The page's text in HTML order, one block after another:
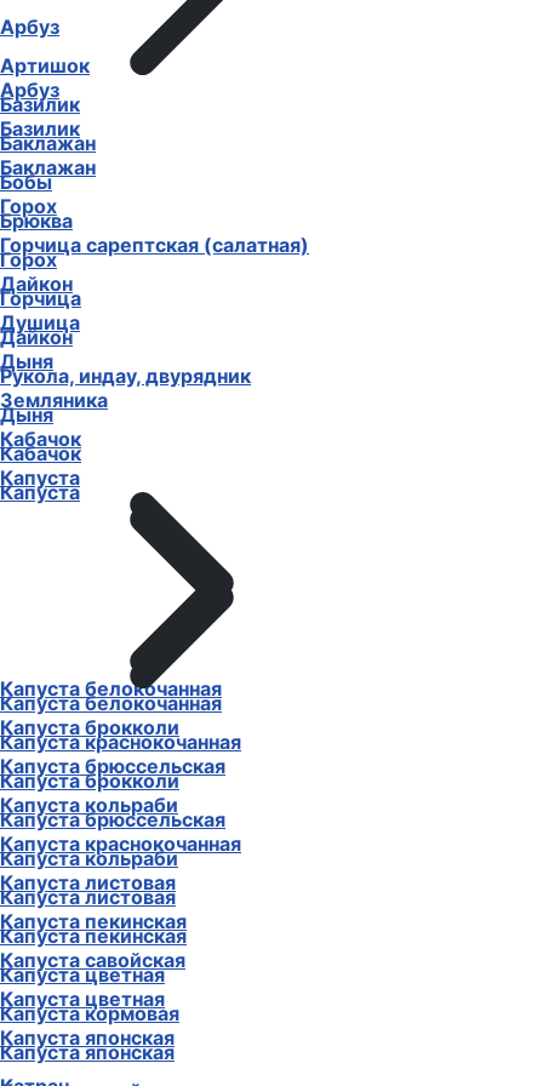
Арбуз
Базилик
Баклажан
Горох
Горчица сарептская (салатная)
Дайкон
Душица
Дыня
Земляника
Кабачок
Капуста
Капуста белокочанная
Капуста брокколи
Капуста брюссельская
Капуста кольраби
Капуста краснокочанная
Капуста листовая
Капуста пекинская
Капуста савойская
Капуста цветная
Капуста японская
Арбуз
Артишок
Базилик
Баклажан
Бобы
Брюква
Горох
Горчица
Дайкон
Рукола, индау, двурядник
Дыня
Кабачок
Капуста
Капуста белокочанная
Капуста краснокочанная
Капуста брокколи
Капуста брюссельская
Капуста кольраби
Капуста листовая
Капуста пекинская
Капуста цветная
Капуста кормовая
Капуста японская